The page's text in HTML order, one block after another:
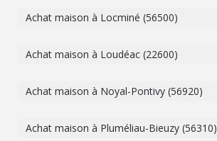
Achat maison à Locminé (56500)
Achat maison à Loudéac (22600)
Achat maison à Noyal-Pontivy (56920)
Achat maison à Pluméliau-Bieuzy (56310)